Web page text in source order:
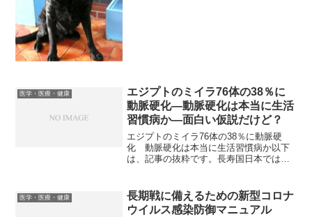
医学・医療・健康
エジプトのミイラ76体の38％に
動脈硬化―動脈硬化は本当に生活
習慣病か―面白い仮説だけど？
エジプトのミイラ76体の38％に動脈硬
化 動脈硬化は本当に生活習慣病か以下
は、記事の抜粋です。長寿国日本では、
のグループは飽食と運動不足が当たり前
になった現代病の典型だ...
医学・医療・健康
長期戦に備えるための新型コロナ
ウイルス感染防御マニュアル